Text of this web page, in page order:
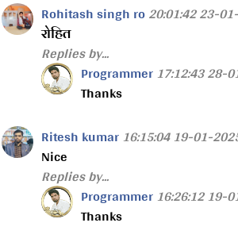
Rohitash singh ro20:01:42 23-
रोहित
Replies by...
Programmer17:12:43 28-
Thanks
Ritesh kumar16:15:04 19-01-
Nice
Replies by...
Programmer16:26:12 19-
Thanks